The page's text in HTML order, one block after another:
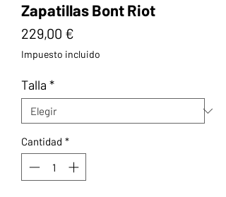
Zapatillas Bont Riot
229,00 €
Impuesto incluido
Talla *
Cantidad *